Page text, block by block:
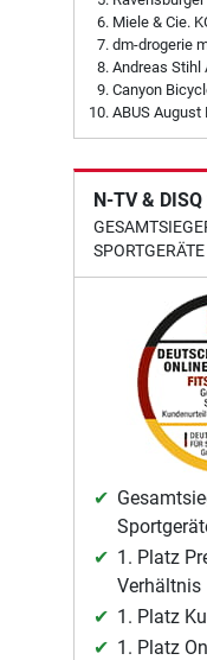
Miele & Cie.
dm-drogerie
Andreas Stihl
Canyon
ABUS August
N-TV &
SPORTGERÄTE
1. Platz
Verhältnis
1. Platz
1. Platz